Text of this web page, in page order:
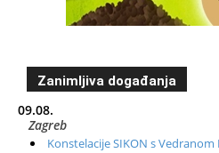
Zanimljiva događanja
09.08.
Zagreb
Konstelacije SIKON s